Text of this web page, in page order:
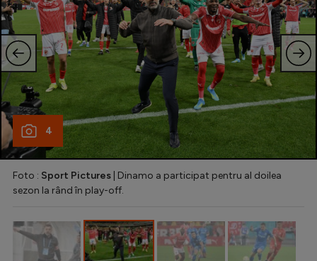
Tenis
Handbal
Natație
Formula 1
Gimnastică
Rugby
Ciclism
Alte sporturi
4
Foto : Sport Pictures | Dinamo a participat pentru al doilea
sezon la rând în play-off.